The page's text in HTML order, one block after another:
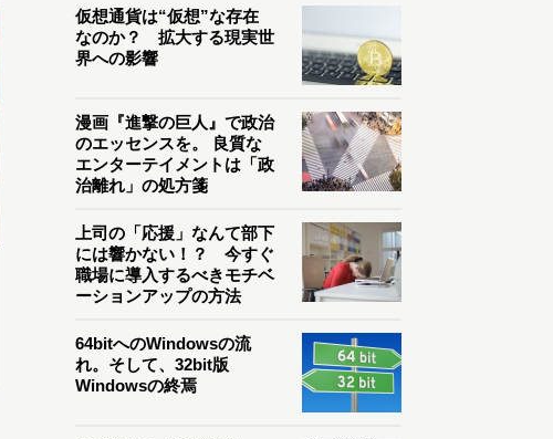
仮想通貨は“仮想”な存在
なのか？ 拡大する現実世
界への影響
漫画『進撃の巨人』で政治
のエッセンスを。 良質な
エンターテイメントは「政
治離れ」の処方箋
上司の「応援」なんて部下
には響かない！？ 今すぐ
職場に導入するべきモチベ
ーションアップの方法
64bitへのWindowsの流
れ。そして、32bit版
Windowsの終焉